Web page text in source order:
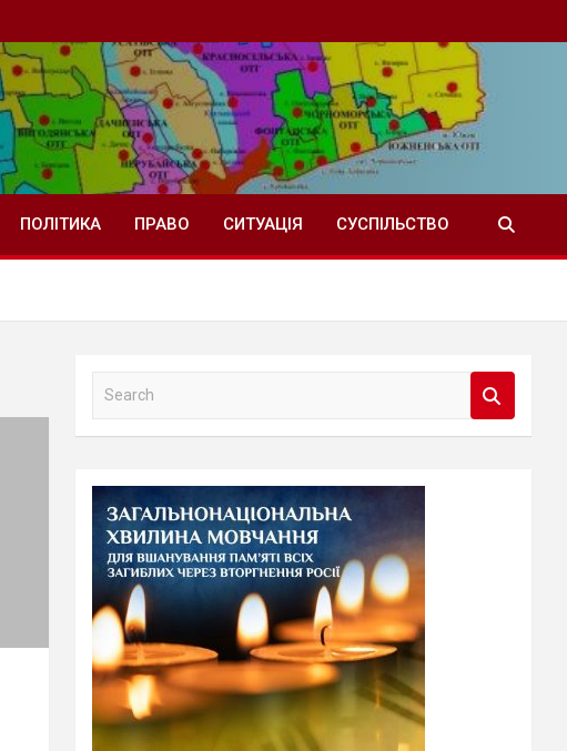
ПОЛІТИКА ПРАВО СИТУАЦІЯ СУСПІЛЬСТВО
a